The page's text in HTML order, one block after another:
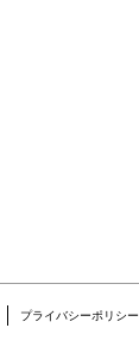
プライバシーポリシー